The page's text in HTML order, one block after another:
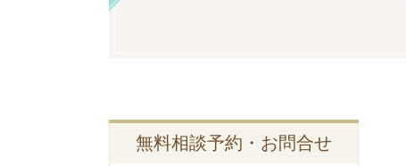
無料相談予約・お問合せ